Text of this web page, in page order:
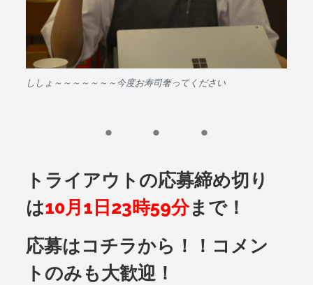
ししょ～～～～～～～今度お寿司奢ってください
トライアウトの応募締め切り
は10月1日23時59分まで！
応募はコチラから！！コメン
トのみも大歓迎！